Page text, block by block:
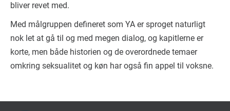
bliver revet med.
Med målgruppen defineret som YA er sproget naturligt
nok let at gå til og med megen dialog, og kapitlerne er
korte, men både historien og de overordnede temaer
omkring seksualitet og køn har også fin appel til voksne.